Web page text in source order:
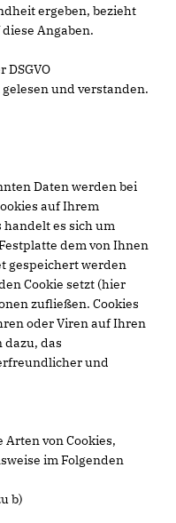
ergeben, bezieht
Angaben.
DSGVO
gelesen und verstanden.
Daten werden bei
auf Ihrem
handelt es sich um
dem von Ihnen
gespeichert werden
Cookie setzt (hier
zufließen. Cookies
oder Viren auf Ihren
dazu, das
und
Arten von Cookies,
im Folgenden
b)